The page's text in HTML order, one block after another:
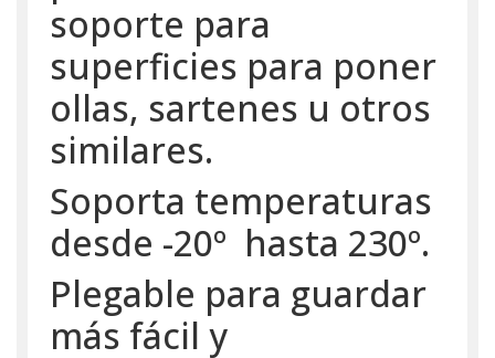
soporte para
superficies para poner
ollas, sartenes u otros
similares.
Soporta temperaturas
desde -20º hasta 230º.
Plegable para guardar
más fácil y